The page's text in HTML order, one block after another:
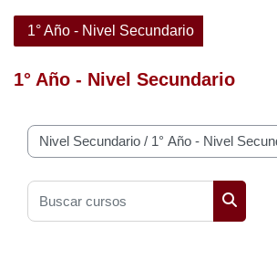
1° Año - Nivel Secundario
1° Año - Nivel Secundario
Categorías
Buscar cursos
Buscar